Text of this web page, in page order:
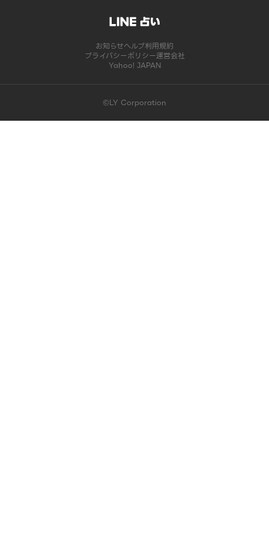
お知らせヘルプ利用規約
プライバシーポリシー運営会社
Yahoo! JAPAN
©LY Corporation
このコンテンツは掲載が終了しました | LINE占い